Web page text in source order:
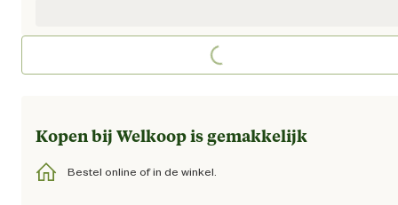
Loading...
Kopen bij Welkoop is gemakkelijk
Bestel online of in de winkel.